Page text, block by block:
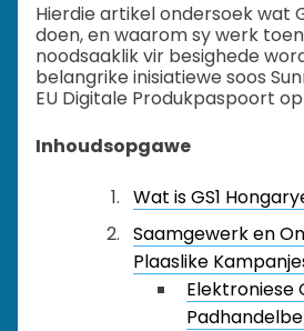
Hierdie artikel ondersoek wat
doen, en waarom sy werk
noodsaaklik vir besighede
belangrike inisiatiewe soos
EU Digitale Produkpaspoort
Inhoudsopgawe
Wat is GS1
Saamgewerk en
Plaaslike
Elektroniese